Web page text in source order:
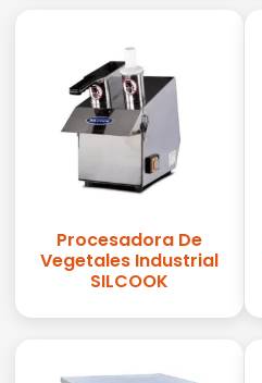
Procesadora De
Vegetales Industrial
SILCOOK